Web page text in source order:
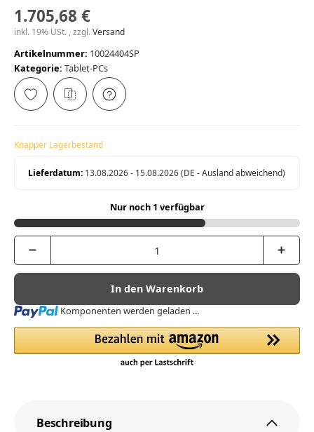
1.705,68 €
inkl. 19% USt. , zzgl.Versand
Artikelnummer: 10024404SP
Kategorie: Tablet-PCs
Knapper Lagerbestand
Lieferdatum: 13.08.2026 - 15.08.2026(DE - Ausland abweichend)
Nur noch 1 verfügbar
In den Warenkorb
Loading... Komponenten werden geladen ...
Beschreibung